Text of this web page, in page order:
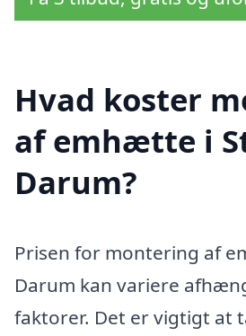
Hvad koster
af emhætte i
Darum?
Prisen for montering af
Darum kan variere
faktorer. Det er vigtigt at